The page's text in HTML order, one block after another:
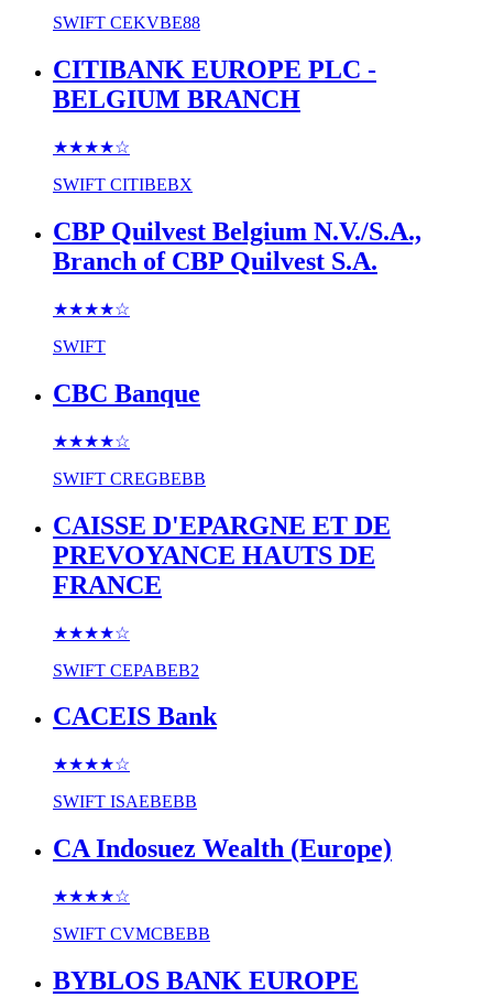
SWIFT CEKVBE88
CITIBANK EUROPE PLC -
BELGIUM BRANCH
★★★★☆
SWIFT CITIBEBX
CBP Quilvest Belgium N.V./S.A.,
Branch of CBP Quilvest S.A.
★★★★☆
SWIFT
CBC Banque
★★★★☆
SWIFT CREGBEBB
CAISSE D'EPARGNE ET DE
PREVOYANCE HAUTS DE
FRANCE
★★★★☆
SWIFT CEPABEB2
CACEIS Bank
★★★★☆
SWIFT ISAEBEBB
CA Indosuez Wealth (Europe)
★★★★☆
SWIFT CVMCBEBB
BYBLOS BANK EUROPE